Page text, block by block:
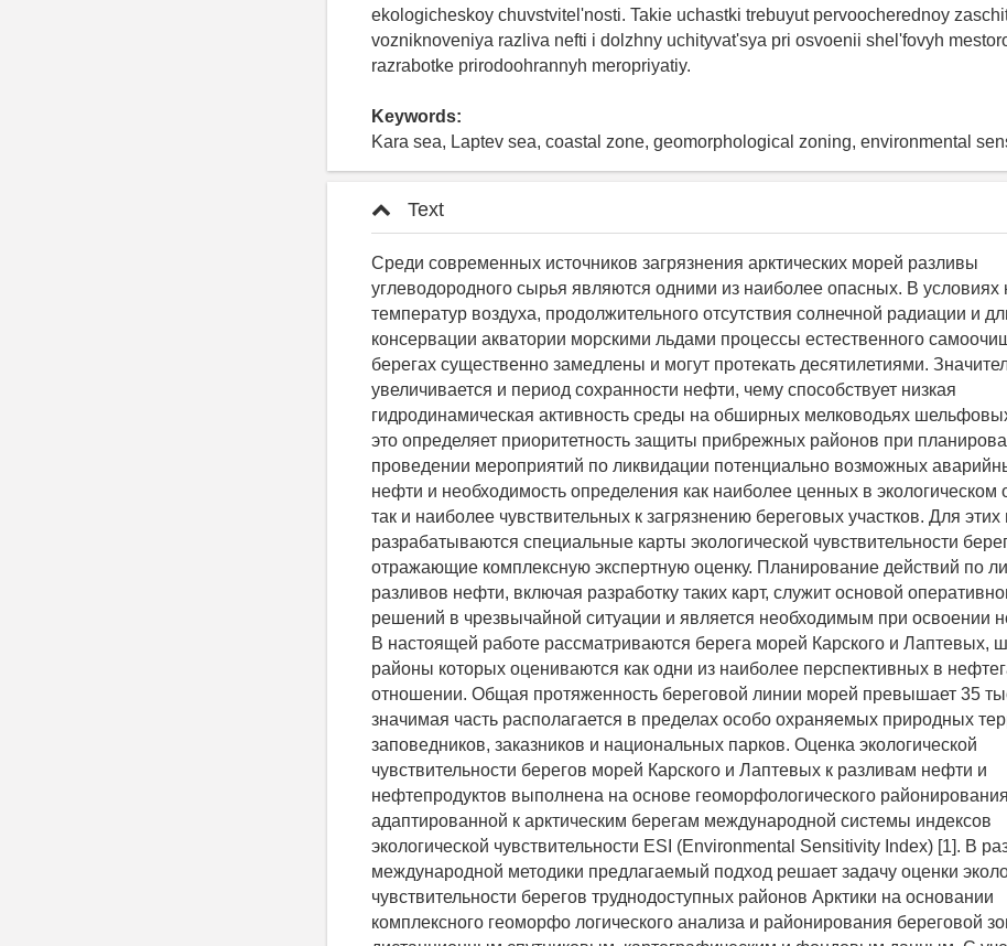
ekologicheskoy chuvstvitel'nosti. Takie uchastki trebuyut pervoocherednoy
vozniknoveniya razliva nefti i dolzhny uchityvat'sya pri osvoenii shel'fovyh
razrabotke prirodoohrannyh meropriyatiy.
Keywords:
Kara sea, Laptev sea, coastal zone, geomorphological zoning, environmental
Text
Среди современных источников загрязнения арктических морей разливы
углеводородного сырья являются одними из наиболее опасных. В условиях
температур воздуха, продолжительного отсутствия солнечной радиации и
консервации акватории морскими льдами процессы естественного
берегах существенно замедлены и могут протекать десятилетиями.
увеличивается и период сохранности нефти, чему способствует низкая
гидродинамическая активность среды на обширных мелководьях
это определяет приоритетность защиты прибрежных районов при
проведении мероприятий по ликвидации потенциально возможных
нефти и необходимость определения как наиболее ценных в экологическом
так и наиболее чувствительных к загрязнению береговых участков. Для этих
разрабатываются специальные карты экологической чувствительности
отражающие комплексную экспертную оценку. Планирование действий по
разливов нефти, включая разработку таких карт, служит основой
решений в чрезвычайной ситуации и является необходимым при освоении
В настоящей работе рассматриваются берега морей Карского и Лаптевых,
районы которых оцениваются как одни из наиболее перспективных в
отношении. Общая протяженность береговой линии морей превышает 35
значимая часть располагается в пределах особо охраняемых природных
заповедников, заказников и национальных парков. Оценка экологической
чувствительности берегов морей Карского и Лаптевых к разливам нефти и
нефтепродуктов выполнена на основе геоморфологического
адаптированной к арктическим берегам международной системы индексов
экологической чувствительности ESI (Environmental Sensitivity Index) [1]. В
международной методики предлагаемый подход решает задачу оценки
чувствительности берегов труднодоступных районов Арктики на основании
комплексного геоморфо логического анализа и районирования береговой